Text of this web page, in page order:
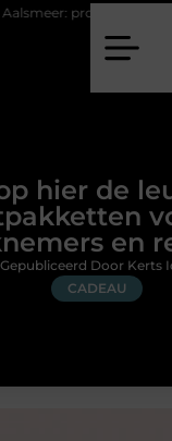
hulp bij pijn en
hier de
en
CADEAU
Gepubliceerd Door Kerts